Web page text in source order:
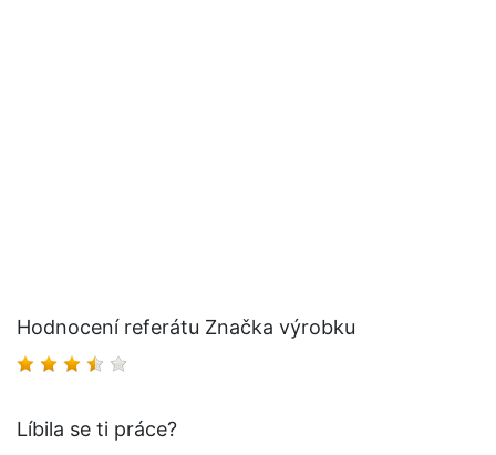
Hodnocení referátu Značka výrobku
Líbila se ti práce?